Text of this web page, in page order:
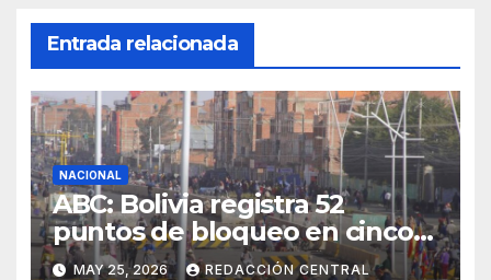
Entrada relacionada
NACIONAL
ABC: Bolivia registra 52
puntos de bloqueo en cinco
departamentos
MAY 25, 2026 REDACCIÓN CENTRAL